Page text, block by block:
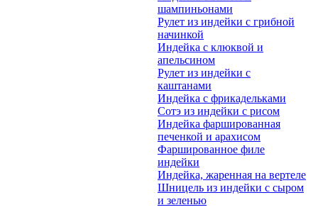
шампиньонами
Рулет из индейки с грибной
начинкой
Индейка с клюквой и
апельсином
Рулет из индейки с
каштанами
Индейка с фрикадельками
Сотэ из индейки с рисом
Индейка фаршированная
печенкой и арахисом
Фаршированное филе
индейки
Индейка, жаренная на вертеле
Шницель из индейки с сыром
и зеленью